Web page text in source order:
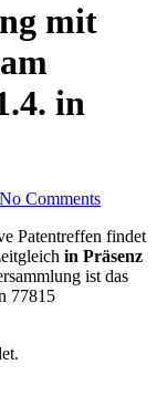
mit
in
No Comments
Patentreffen findet
in Präsenz
ist das
77815